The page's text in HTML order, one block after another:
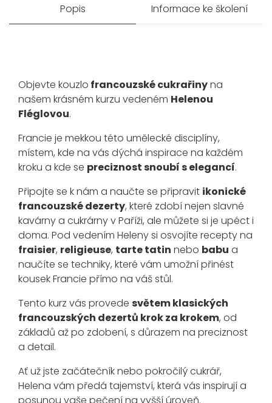
Popis Informace ke školení
Objevte kouzlo francouzské cukrařinyna
našem krásném kurzu vedeném Helenou
Fléglovou.
Francie je mekkou této umělecké disciplíny,
místem, kde na vás dýchá inspirace na každém
kroku a kde se preciznost snoubí s elegancí.
Připojte se k nám a naučte se připravit ikonické
francouzské dezerty, které zdobí nejen slavné
kavárny a cukrárny v Paříži, ale můžete si je upéct i
doma. Pod vedením Heleny si osvojíte recepty na
fraisier, religieuse, tarte tatin nebo babu a
naučíte se techniky, které vám umožní přinést
kousek Francie přímo na váš stůl.
Tento kurz vás provede světem klasických
francouzských dezertů krok za krokem, od
základů až po zdobení, s důrazem na preciznost
a detail.
Ať už jste začátečník nebo pokročilý cukrář,
Helena vám předá tajemství, která vás inspirují a